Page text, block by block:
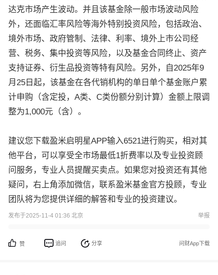
达克市场产生波动。并且该基金除一般市场波动风险
外，还面临汇率风险等海外特别投资风险，包括政治、
境外市场、政府管制、法律、利率、境外上市公司经
营、税务、集中投资等风险，以及基金合同终止、资产
支持证券、衍生品投资等特有风险。另外，自2025年9
月25日起，该基金在各代销机构的单日单个基金账户累
计申购（含定投，A类、C类份额分别计算）金额上限调
整为1,000元（含）。
建议您下载盈米启明星APP输入6521进行购买，相对其
他平台，可以享受全市场最低1折费率以及专业投资顾
问服务，专业人员提醒买卖点。如果您对投资还有其他
疑问，右上角添加微信，联系盈米基金官方投顾，专业
团队将为您提供详细的解答和专业的投资建议。
发布于2025-11-4 01:36 北京 举报
赞 追问 分享 问财App下载